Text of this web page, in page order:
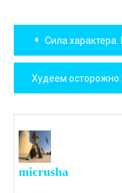
Навигация
по
записям
Сила
micrusha